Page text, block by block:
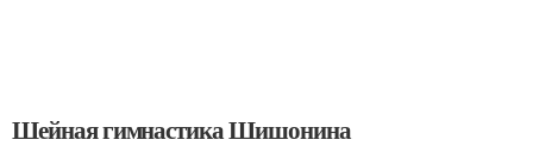
Шейная гимнастика Шишонина